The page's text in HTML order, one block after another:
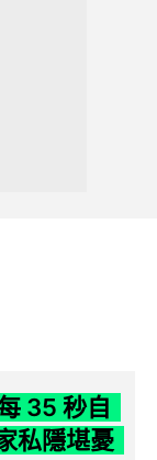
35 秒自
私隱堪憂